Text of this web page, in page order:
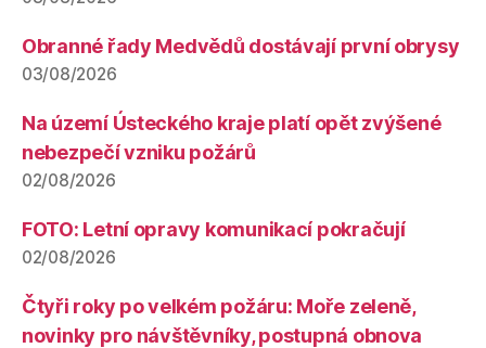
Obranné řady Medvědů dostávají první obrysy
03/08/2026
Na území Ústeckého kraje platí opět zvýšené
nebezpečí vzniku požárů
02/08/2026
FOTO: Letní opravy komunikací pokračují
02/08/2026
Čtyři roky po velkém požáru: Moře zeleně,
novinky pro návštěvníky, postupná obnova